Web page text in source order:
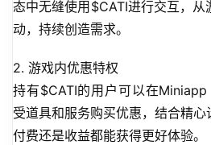
态中无缝使用$CATI进行交互，从
动，持续创造需求。
2. 游戏内优惠特权
持有$CATI的用户可以在
受道具和服务购买优惠，结合精
付费还是收益都能获得更好体验。